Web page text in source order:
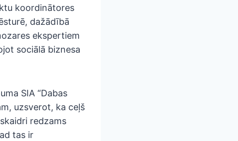
koordinātores
dažādībā
ekspertiem
sociālā biznesa
SIA “Dabas
uzsverot, ka ceļš
redzams
tas ir